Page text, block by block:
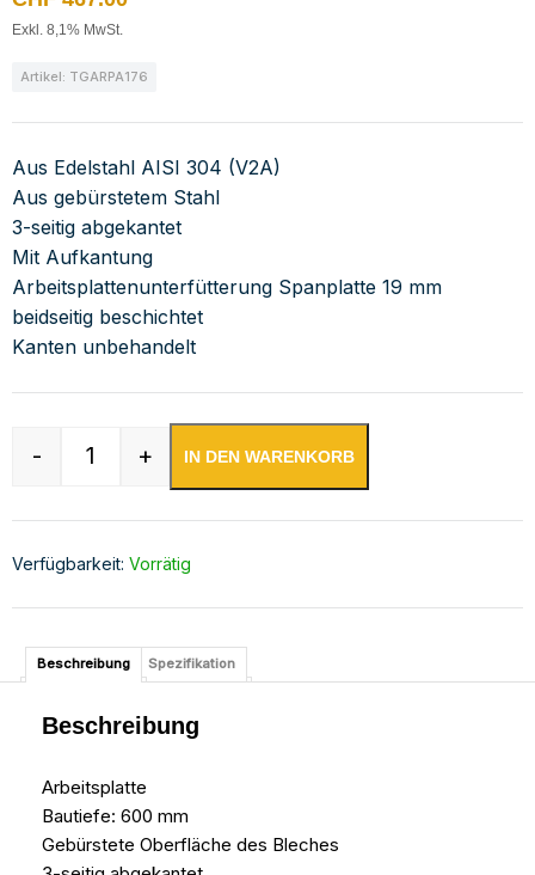
Exkl. 8,1% MwSt.
Artikel: TGARPA176
Aus Edelstahl AISI 304 (V2A)
Aus gebürstetem Stahl
3-seitig abgekantet
Mit Aufkantung
Arbeitsplattenunterfütterung Spanplatte 19 mm
beidseitig beschichtet
Kanten unbehandelt
Edelstahl Arbeitsplatte mit Aufkantung |
- + IN DEN WARENKORB
Verfügbarkeit: Vorrätig
Beschreibung Spezifikation
Beschreibung
Arbeitsplatte
Bautiefe: 600 mm
Gebürstete Oberfläche des Bleches